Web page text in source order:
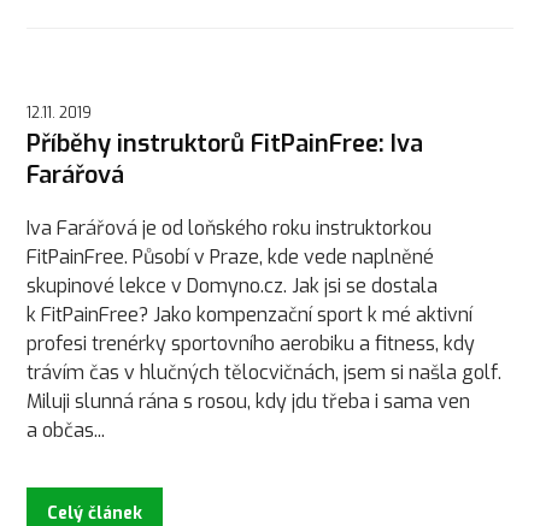
12.11. 2019
Příběhy instruktorů FitPainFree: Iva
Farářová
Iva Farářová je od loňského roku instruktorkou
FitPainFree. Působí v Praze, kde vede naplněné
skupinové lekce v Domyno.cz. Jak jsi se dostala
k FitPainFree? Jako kompenzační sport k mé aktivní
profesi trenérky sportovního aerobiku a fitness, kdy
trávím čas v hlučných tělocvičnách, jsem si našla golf.
Miluji slunná rána s rosou, kdy jdu třeba i sama ven
a občas...
Celý článek